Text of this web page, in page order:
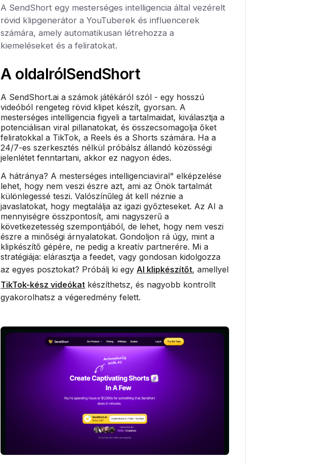
A SendShort egy mesterséges intelligencia által vezérelt
rövid klipgenerátor a YouTuberek és influencerek
számára, amely automatikusan létrehozza a
kiemeléseket és a feliratokat.
A oldalrólSendShort
A SendShort.ai a számok játékáról szól - egy hosszú
videóból rengeteg rövid klipet készít, gyorsan. A
mesterséges intelligencia figyeli a tartalmaidat, kiválasztja a
potenciálisan viral pillanatokat, és összecsomagolja őket
feliratokkal a TikTok, a Reels és a Shorts számára. Ha a
24/7-es szerkesztés nélkül próbálsz állandó közösségi
jelenlétet fenntartani, akkor ez nagyon édes.
A hátránya? A mesterséges intelligenciaviral" elképzelése
lehet, hogy nem veszi észre azt, ami az Önök tartalmát
különlegessé teszi. Valószínűleg át kell néznie a
javaslatokat, hogy megtalálja az igazi győzteseket. Az AI a
mennyiségre összpontosít, ami nagyszerű a
következetesség szempontjából, de lehet, hogy nem veszi
észre a minőségi árnyalatokat. Gondoljon rá úgy, mint a
klipkészítő gépére, ne pedig a kreatív partnerére. Mi a
stratégiája: elárasztja a feedet, vagy gondosan kidolgozza
az egyes posztokat? Próbálj ki egy AI klipkészítőt, amellyel
TikTok-kész videókat készíthetsz, és nagyobb kontrollt
gyakorolhatsz a végeredmény felett.